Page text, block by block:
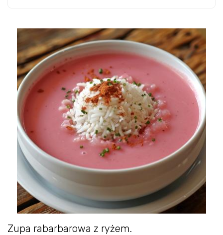
Zupa rabarbarowa z ryżem.